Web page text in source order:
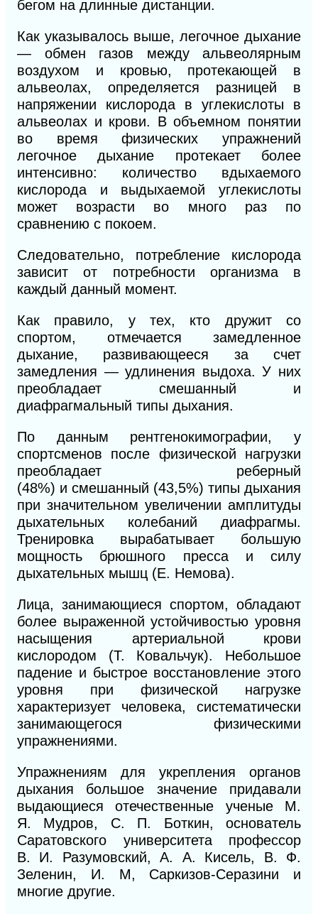
бегом на длинные дистанции.
Как указывалось выше, легочное дыхание
— обмен газов между альвеолярным
воздухом и кровью, протекающей в
альвеолах, определяется разницей в
напряжении кислорода в углекислоты в
альвеолах и крови. В объемном понятии
во время физических упражнений
легочное дыхание протекает более
интенсивно: количество вдыхаемого
кислорода и выдыхаемой углекислоты
может возрасти во много раз по
сравнению с покоем.
Следовательно, потребление кислорода
зависит от потребности организма в
каждый данный момент.
Как правило, у тех, кто дружит со
спортом, отмечается замедленное
дыхание, развивающееся за счет
замедления — удлинения выдоха. У них
преобладает смешанный и
диафрагмальный типы дыхания.
По данным рентгенокимографии, у
спортсменов после физической нагрузки
преобладает реберный
(48%) и смешанный (43,5%) типы дыхания
при значительном увеличении амплитуды
дыхательных колебаний диафрагмы.
Тренировка вырабатывает большую
мощность брюшного пресса и силу
дыхательных мышц (Е. Немова).
Лица, занимающиеся спортом, обладают
более выраженной устойчивостью уровня
насыщения артериальной крови
кислородом (Т. Ковальчук). Небольшое
падение и быстрое восстановление этого
уровня при физической нагрузке
характеризует человека, систематически
занимающегося физическими
упражнениями.
Упражнениям для укрепления органов
дыхания большое значение придавали
выдающиеся отечественные ученые М.
Я. Мудров, С. П. Боткин, основатель
Саратовского университета профессор
В. И. Разумовский, А. А. Кисель, В. Ф.
Зеленин, И. М, Саркизов-Серазини и
многие другие.